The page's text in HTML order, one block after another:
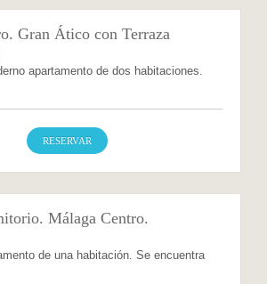
Gran Ático con Terraza
apartamento de dos habitaciones.
RESERVAR
Málaga Centro.
de una habitación. Se encuentra